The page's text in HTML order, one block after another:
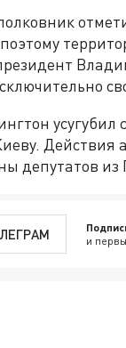
Действия
депутатов
и